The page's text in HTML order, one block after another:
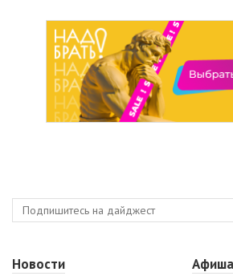
Новости
Афиша